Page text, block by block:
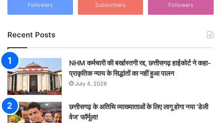
Followers Subscribers Followers
Recent Posts
NHM कर्मचारी की बर्खास्तगी रद्द, छत्तीसगढ़ हाईकोर्ट ने कहा-
प्राकृतिक न्याय के सिद्धांतों का नहीं हुआ पालन
July 4, 2026
छत्तीसगढ़ के अतिथि व्याख्याताओं के लिए लागू होगा नया ‘डेली
वेज’ फॉर्मूला!